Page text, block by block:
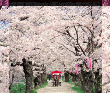
2022.4.18
【画像】いつか行きたい！ 日本の春の絶景 東日本篇まとめ①《全82スポット》
旅＆お出かけ